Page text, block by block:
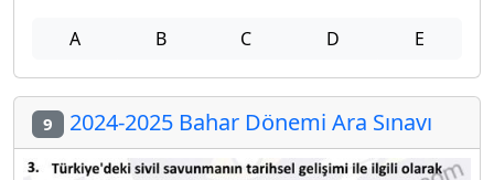
A B C D E
9 2024-2025 Bahar Dönemi Ara Sınavı